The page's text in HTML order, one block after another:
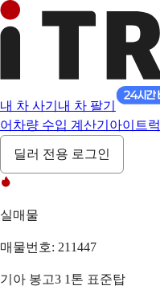
내 차 사기 내 차 팔기
어 차량 수입 계산기 아이트럭
딜러 전용 로그인
실매물
매물번호: 211447
기아 봉고3 1톤 표준탑